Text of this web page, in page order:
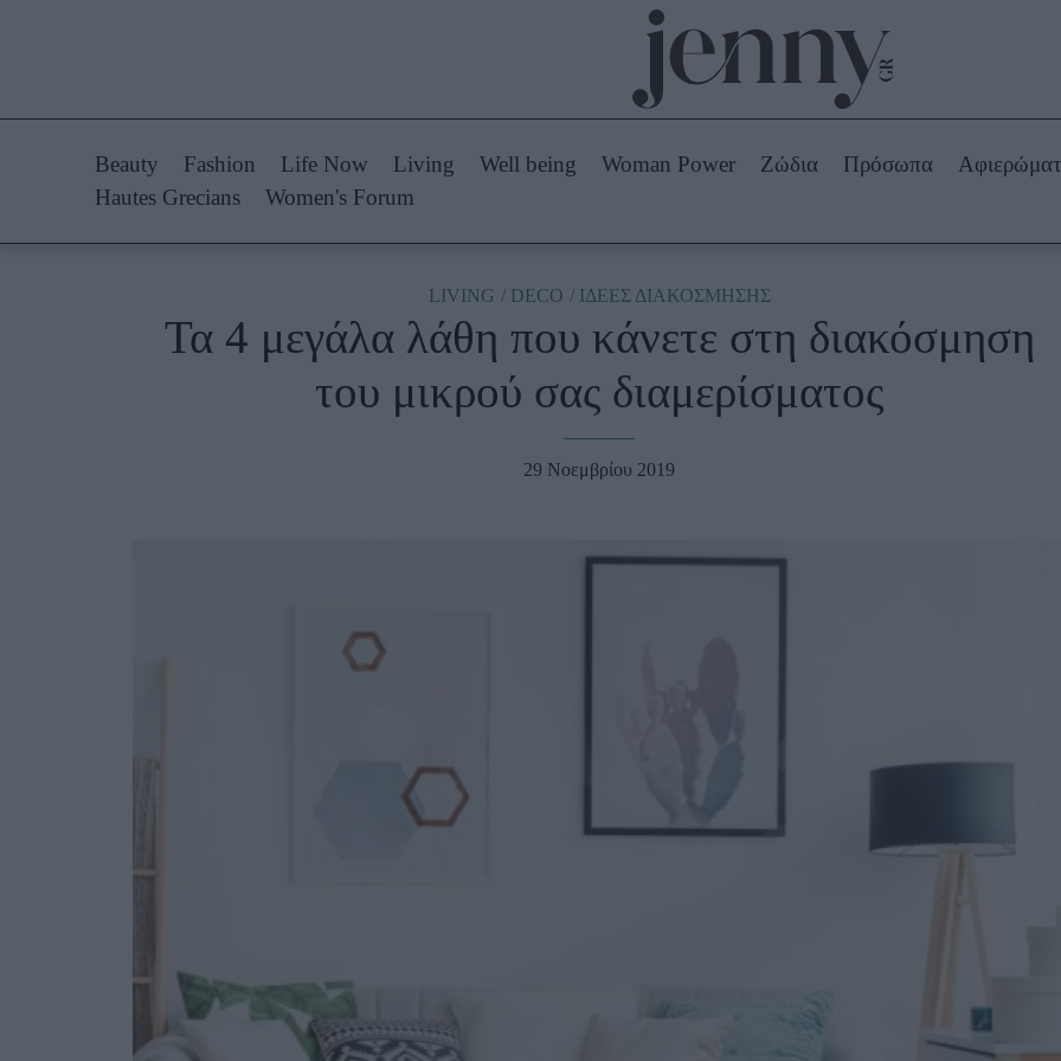
Styling Tips
Fashion News
Beauty -
Ομορφιά
Skincare
Μακιγιάζ
Woman Power Πρόσωπα
Celebrities
Ζώδια
Hautes Grecians Γάμος Market News
Beauty Fashion Life Now Living Well being Woman Power Ζώδια Πρόσωπα
Hautes Grecians
Women's Forum
LIVING DECO ΙΔΕΕΣ ΔΙΑΚΟΣΜΗΣΗΣ
Τα 4 μεγάλα λάθη που κάνετε στη διακόσμηση
του μικρού σας διαμερίσματος
29 Νοεμβρίου 2019